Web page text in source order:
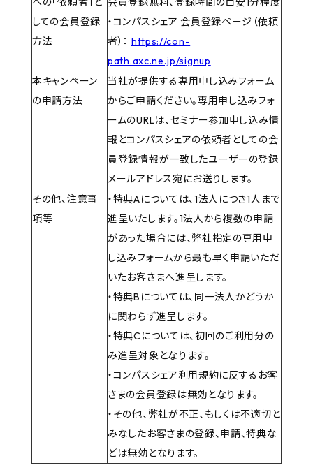
しての会員登録
方法
・コンパスシェア 会員登録ページ（依頼
者）： https://con-
path.axc.ne.jp/signup
本キャンペーン
の申請方法
当社が提供する専用申し込みフォーム
からご申請ください。専用申し込みフォ
ームのURLは、セミナー参加申し込み情
報とコンパスシェアの依頼者としての会
員登録情報が一致したユーザーの登録
メールアドレス宛にお送りします。
その他、注意事
項等
・特典Aについては、1法人につき1人まで
進呈いたします。1法人から複数の申請
があった場合には、弊社指定の専用申
し込みフォームから最も早く申請いただ
いたお客さまへ進呈します。
・特典Bについては、同一法人かどうか
に関わらず進呈します。
・特典Cについては、初回のご利用分の
み進呈対象となります。
・コンパスシェア利用規約に反するお客
さまの会員登録は無効となります。
・その他、弊社が不正、もしくは不適切と
みなしたお客さまの登録、申請、特典な
どは無効となります。